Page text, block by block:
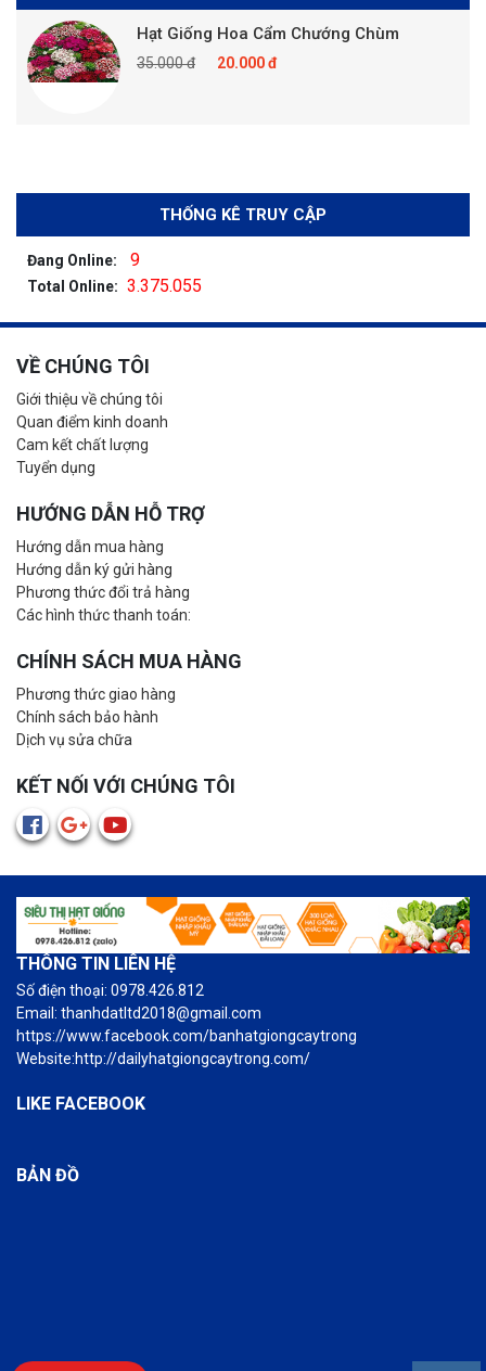
Hạt Giống Hoa Cẩm Chướng Chùm
35.000 đ 20.000 đ
THỐNG KÊ TRUY CẬP
Đang Online: 9
Total Online: 3.375.055
VỀ CHÚNG TÔI
Giới thiệu về chúng tôi
Quan điểm kinh doanh
Cam kết chất lượng
Tuyển dụng
HƯỚNG DẪN HỖ TRỢ
Hướng dẫn mua hàng
Hướng dẫn ký gửi hàng
Phương thức đổi trả hàng
Các hình thức thanh toán:
CHÍNH SÁCH MUA HÀNG
Phương thức giao hàng
Chính sách bảo hành
Dịch vụ sửa chữa
KẾT NỐI VỚI CHÚNG TÔI
THÔNG TIN LIÊN HỆ
Số điện thoại: 0978.426.812
Email: thanhdatltd2018@gmail.com
https://www.facebook.com/banhatgiongcaytrong
Website:http://dailyhatgiongcaytrong.com/
LIKE FACEBOOK
BẢN ĐỒ